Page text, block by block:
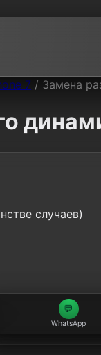
7 / Замена
случаев)
💬
WhatsApp